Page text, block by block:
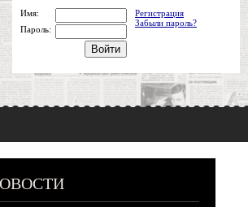
Имя:
Регистрация
Забыли пароль?
Пароль: